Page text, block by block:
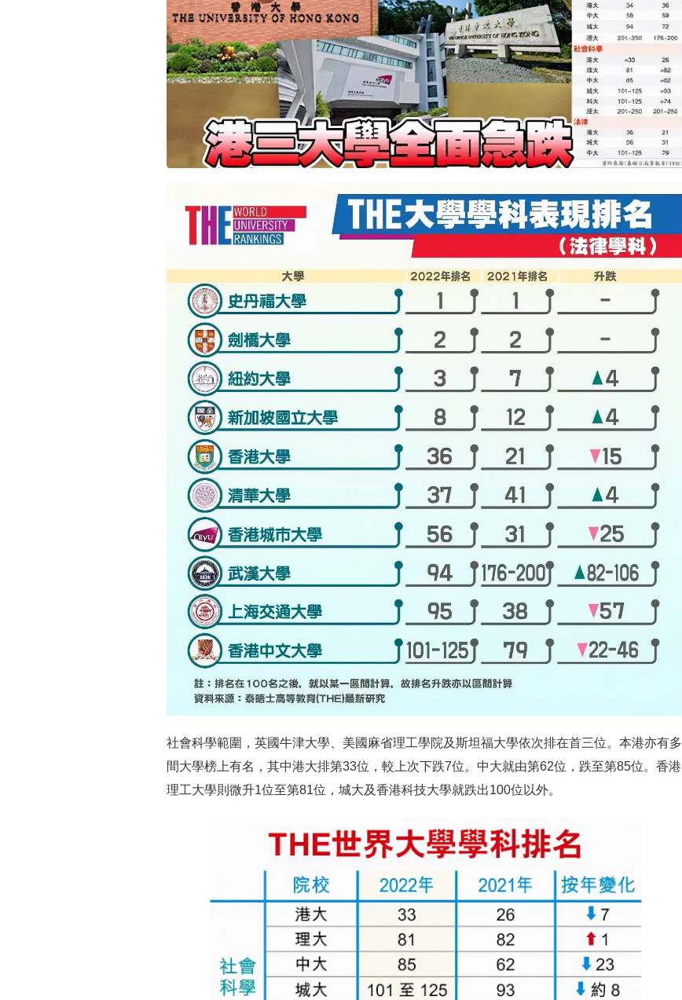
社會科學範圍，英國牛津大學、美國麻省理工學院及斯坦福大學依次排在首三位。本港亦有多
間大學榜上有名，其中港大排第33位，較上次下跌7位。中大就由第62位，跌至第85位。香港
理工大學則微升1位至第81位，城大及香港科技大學就跌出100位以外。